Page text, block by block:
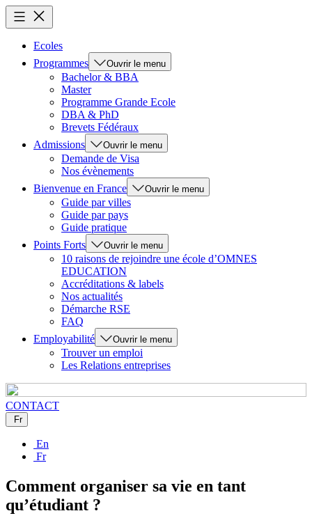
Ecoles
Programmes
Ouvrir le menu
Bachelor & BBA
Master
Programme Grande Ecole
DBA & PhD
Brevets Fédéraux
Admissions
Ouvrir le menu
Demande de Visa
Nos évènements
Bienvenue en France
Ouvrir le menu
Guide par villes
Guide par pays
Guide pratique
Points Forts
Ouvrir le menu
10 raisons de rejoindre une école d’OMNES
EDUCATION
Accréditations & labels
Nos actualités
Démarche RSE
FAQ
Employabilité
Ouvrir le menu
Trouver un emploi
Les Relations entreprises
CONTACT
Fr
En
Fr
Comment organiser sa vie en tant
qu’étudiant ?